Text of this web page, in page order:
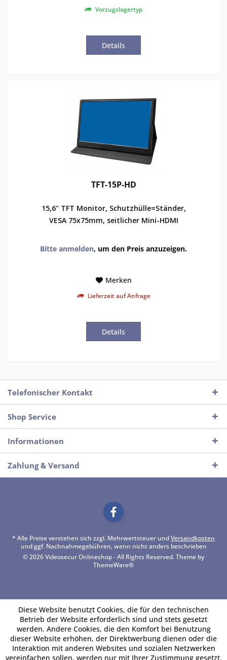
Vorzugslagertyp
Details
TFT-15P-HD
15,6" TFT Monitor, Schutzhülle=Ständer,
VESA 75x75mm, seitlicher Mini-HDMI
Bitte anmelden, um den Preis anzuzeigen.
Merken
Lieferzeit auf Anfrage
Details
Telefonischer Kontakt
Shop Service
Informationen
Zahlung & Versand
* Alle Preise verstehen sich zzgl. Mehrwertsteuer undVersandkosten
und ggf. Nachnahmegebühren, wenn nicht anders beschrieben
© 2026 Videosecur Onlineshop - All Rights Reserved. Theme by
ThemeWare®
Diese Website benutzt Cookies, die für den technischen
Betrieb der Website erforderlich sind und stets gesetzt
werden. Andere Cookies, die den Komfort bei Benutzung
dieser Website erhöhen, der Direktwerbung dienen oder die
Interaktion mit anderen Websites und sozialen Netzwerken
vereinfachen sollen, werden nur mit Ihrer Zustimmung gesetzt.